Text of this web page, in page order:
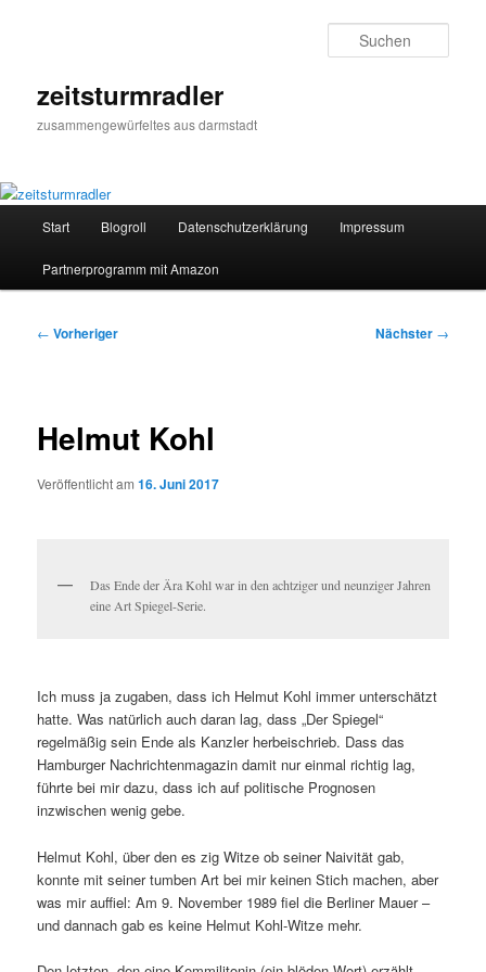
zeitsturmradler
zusammengewürfeltes aus darmstadt
Start Blogroll Datenschutzerklärung Impressum
Partnerprogramm mit Amazon
Beitragsnavigation
← Vorheriger Nächster →
Helmut Kohl
Veröffentlicht am16. Juni 2017
Das Ende der Ära Kohl war in den achtziger und neunziger Jahren
eine Art Spiegel-Serie.
Ich muss ja zugaben, dass ich Helmut Kohl immer unterschätzt
hatte. Was natürlich auch daran lag, dass „Der Spiegel“
regelmäßig sein Ende als Kanzler herbeischrieb. Dass das
Hamburger Nachrichtenmagazin damit nur einmal richtig lag,
führte bei mir dazu, dass ich auf politische Prognosen
inzwischen wenig gebe.
Helmut Kohl, über den es zig Witze ob seiner Naivität gab,
konnte mit seiner tumben Art bei mir keinen Stich machen, aber
was mir auffiel: Am 9. November 1989 fiel die Berliner Mauer –
und dannach gab es keine Helmut Kohl-Witze mehr.